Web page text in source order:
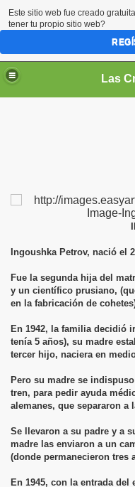
Las
Ingoushka Petrov, nació el
Fue la segunda hija del
y un científico prusiano,
en la fabricación de
En 1942, la familia decidió
tenía 5 años), su madre
tercer hijo, naciera en
Pero su madre se
tren, para pedir ayuda
alemanes, que separaron a
Se llevaron a su padre y a
madre las enviaron a un
(donde permanecieron tres
En 1945, con la entrada
Este sitio web fue creado
tener tu propio sitio web?